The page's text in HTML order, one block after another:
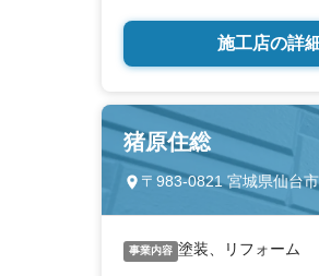
施工店の詳
猪原住総
〒983-0821 宮城県仙台
事業内容 塗装、リフォーム